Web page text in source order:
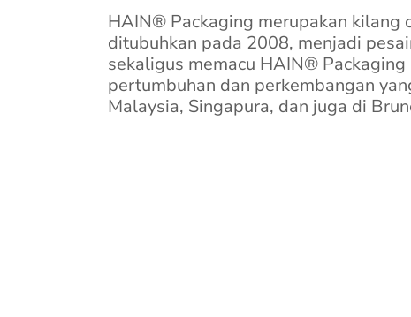
HAIN® Packaging merupakan kilang
ditubuhkan pada 2008, menjadi
sekaligus memacu HAIN®
pertumbuhan dan perkembangan
Malaysia, Singapura, dan juga di